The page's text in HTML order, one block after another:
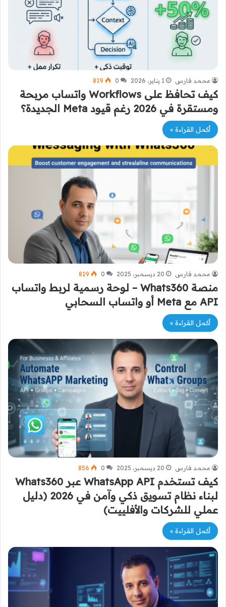
محمد فارس 1 يناير، 2026 0
819
كيف تحافظ على Workflows واتساب مربحة
ومستقرة في 2026 رغم قيود Meta الجديدة؟
أكمل القراءة »
محمد فارس 20 ديسمبر، 2025 0
819
منصة Whats360 – لوحة رسمية لربط واتساب
API مع Meta أو واتساب السحابي
أكمل القراءة »
محمد فارس 20 ديسمبر، 2025 0
856
كيف تستخدم WhatsApp API عبر Whats360
لبناء نظام تسويق ذكي وآمن في 2026 (دليل
عملي للشركات والأفلييت)
أكمل القراءة »